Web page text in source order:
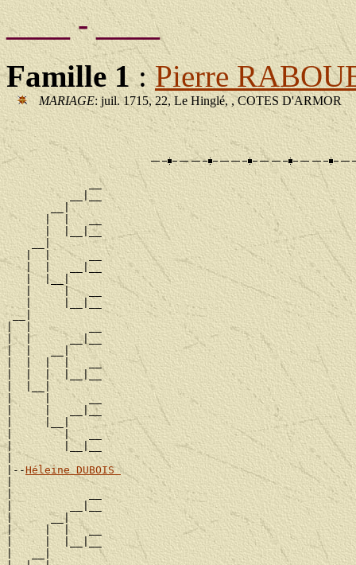
____ - ____
Famille 1:Pierre
MARIAGE: juil. 1715, 22, Le Hinglé, , COTES D'ARMOR
             __
          __|__
       __|
      |  |   __
      |  |__|__
    __|
   |  |      __
   |  |   __|__
   |  |__|
   |     |   __
   |     |__|__
__|
|  |         __
|  |      __|__
|  |   __|
|  |  |  |   __
|  |  |  |__|__
|  |__|
|     |      __
|     |   __|__
|     |__|
|        |   __
|        |__|__
|
|--Héleine DUBOIS
|
|            __
|         __|__
|      __|
|     |  |   __
|     |  |__|__
|   __|